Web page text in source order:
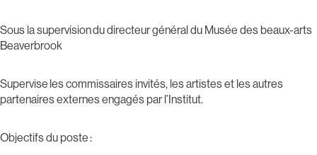
Sous la supervision du directeur général du Musée des beaux-arts
Beaverbrook
Supervise les commissaires invités, les artistes et les autres
partenaires externes engagés par l’Institut.
Objectifs du poste :